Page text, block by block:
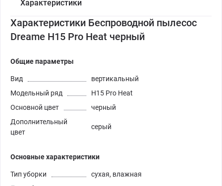
Характеристики
Характеристики Беспроводной пылесос
Dreame H15 Pro Heat черный
Общие параметры
Вид
вертикальный
Модельный ряд
H15 Pro Heat
Основной цвет
черный
Дополнительный
цвет
серый
Основные характеристики
Тип уборки
сухая, влажная